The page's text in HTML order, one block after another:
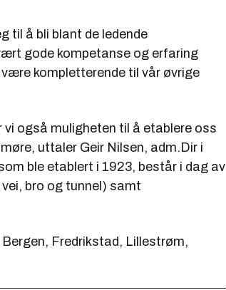
til å bli blant de ledende
gode kompetanse og erfaring
kompletterende til vår øvrige
vi også muligheten til å etablere oss
uttaler Geir Nilsen, adm.Dir i
ble etablert i 1923, består i dag av
bro og tunnel) samt
Fredrikstad, Lillestrøm,